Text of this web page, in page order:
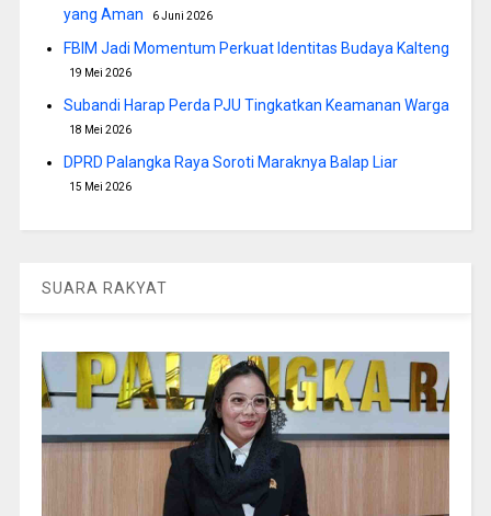
yang Aman 6 Juni 2026
FBIM Jadi Momentum Perkuat Identitas Budaya Kalteng
19 Mei 2026
Subandi Harap Perda PJU Tingkatkan Keamanan Warga
18 Mei 2026
DPRD Palangka Raya Soroti Maraknya Balap Liar
15 Mei 2026
SUARA RAKYAT